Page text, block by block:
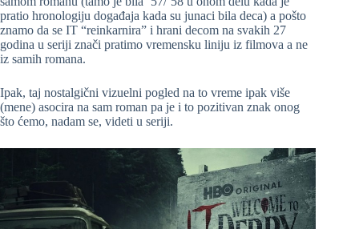
pratio hronologiju događaja kada su junaci bila deca) a pošto
znamo da se IT “reinkarnira” i hrani decom na svakih 27
godina u seriji znači pratimo vremensku liniju iz filmova a ne
iz samih romana.
Ipak, taj nostalgični vizuelni pogled na to vreme ipak više
(mene) asocira na sam roman pa je i to pozitivan znak onog
što ćemo, nadam se, videti u seriji.